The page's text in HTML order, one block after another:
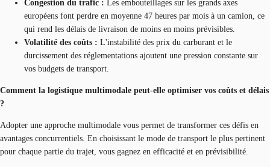
Congestion du trafic : Les embouteillages sur les grands axes
européens font perdre en moyenne 47 heures par mois à un camion, ce
qui rend les délais de livraison de moins en moins prévisibles.
Volatilité des coûts : L'instabilité des prix du carburant et le
durcissement des réglementations ajoutent une pression constante sur
vos budgets de transport.
Comment la logistique multimodale peut-elle optimiser vos coûts et délais
?
Adopter une approche multimodale vous permet de transformer ces défis en
avantages concurrentiels. En choisissant le mode de transport le plus pertinent
pour chaque partie du trajet, vous gagnez en efficacité et en prévisibilité.